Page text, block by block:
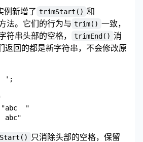
例新增了 trimStart() 和
法。它们的行为与 trim() 一致，
符串头部的空格， trimEnd() 消
返回的都是新字符串，不会修改原
';
"
只消除头部的空格，保留